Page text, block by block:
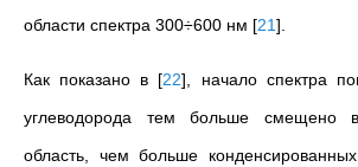
области спектра 300÷600 нм [21]
Как показано в [22] , начало спектра
углеводорода тем больше смещено
область, чем больше